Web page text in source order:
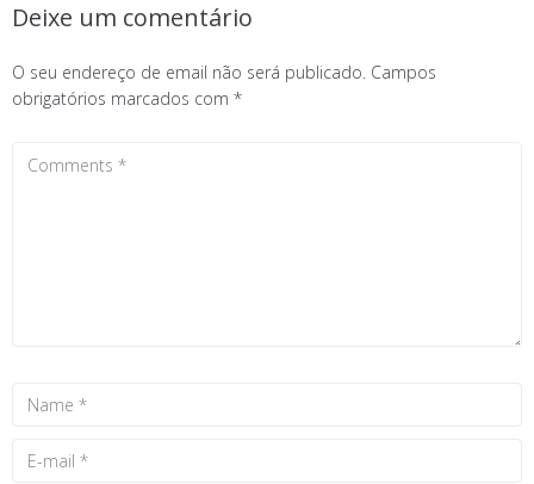
Deixe um comentário
O seu endereço de email não será publicado. Campos
obrigatórios marcados com *